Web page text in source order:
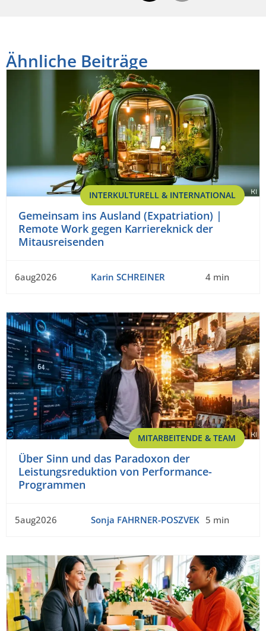
Ähnliche Beiträge
INTERKULTURELL & INTERNATIONAL
Gemeinsam ins Ausland (Expatriation) |
Remote Work gegen Karriereknick der
Mitausreisenden
6aug2026 Karin SCHREINER 4 min
MITARBEITENDE & TEAM
Über Sinn und das Paradoxon der
Leistungsreduktion von Performance-
Programmen
5aug2026 Sonja FAHRNER-POSZVEK 5 min